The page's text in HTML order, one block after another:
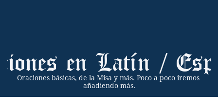
en Latín /
Oraciones básicas, de la Misa y más. Poco a poco iremos
añadiendo más.